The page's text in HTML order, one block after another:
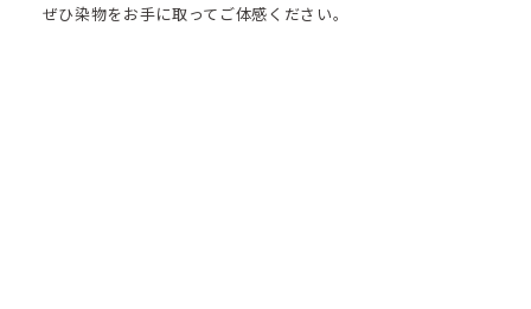
ぜひ染物をお手に取ってご体感ください。